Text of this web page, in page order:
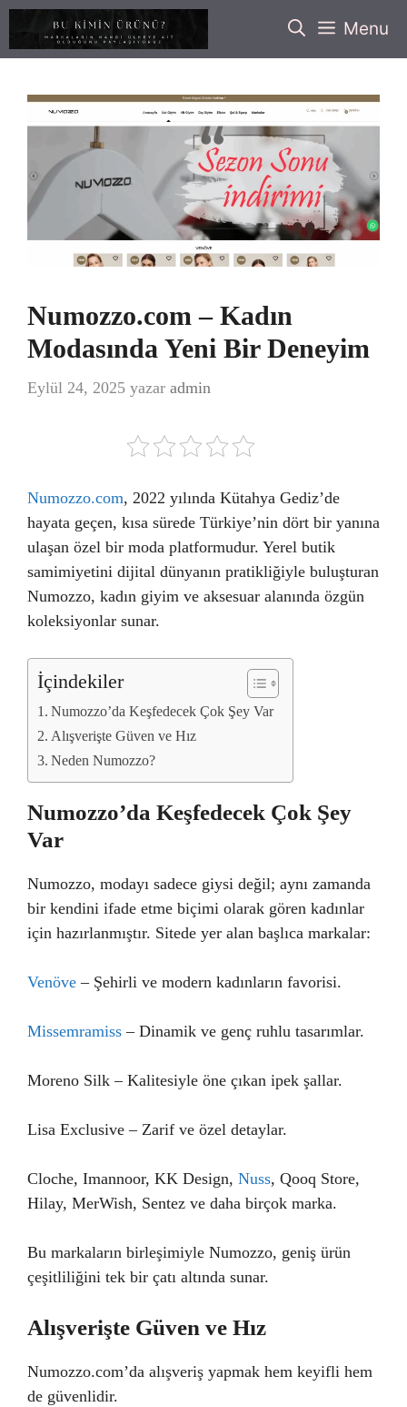
İçeriğe
Menu
Numozzo.com – Kadın
Modasında Yeni Bir Deneyim
Eylül 24, 2025 yazar admin
Numozzo.com, 2022 yılında Kütahya Gediz’de
hayata geçen, kısa sürede Türkiye’nin dört bir yanına
ulaşan özel bir moda platformudur. Yerel butik
samimiyetini dijital dünyanın pratikliğiyle buluşturan
Numozzo, kadın giyim ve aksesuar alanında özgün
koleksiyonlar sunar.
İçindekiler
Numozzo’da Keşfedecek Çok Şey Var
Alışverişte Güven ve Hız
Neden Numozzo?
Numozzo’da Keşfedecek Çok Şey
Var
Numozzo, modayı sadece giysi değil; aynı zamanda
bir kendini ifade etme biçimi olarak gören kadınlar
için hazırlanmıştır. Sitede yer alan başlıca markalar:
Venöve – Şehirli ve modern kadınların favorisi.
Missemramiss – Dinamik ve genç ruhlu tasarımlar.
Moreno Silk – Kalitesiyle öne çıkan ipek şallar.
Lisa Exclusive – Zarif ve özel detaylar.
Cloche, Imannoor, KK Design, Nuss, Qooq Store,
Hilay, MerWish, Sentez ve daha birçok marka.
Bu markaların birleşimiyle Numozzo, geniş ürün
çeşitliliğini tek bir çatı altında sunar.
Alışverişte Güven ve Hız
Numozzo.com’da alışveriş yapmak hem keyifli hem
de güvenlidir.